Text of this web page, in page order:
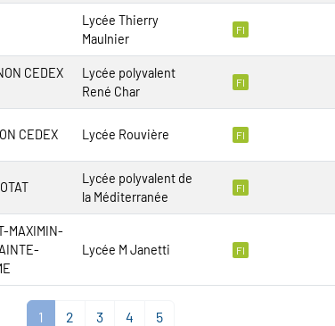
Lycée Thierry
Maulnier
FI
CEDEX
Lycée polyvalent
René Char
FI
CEDEX Lycée Rouvière FI
Lycée polyvalent de
la Méditerranée
FI
MAXIMIN-
Lycée M Janetti FI
1 2 3 4 5